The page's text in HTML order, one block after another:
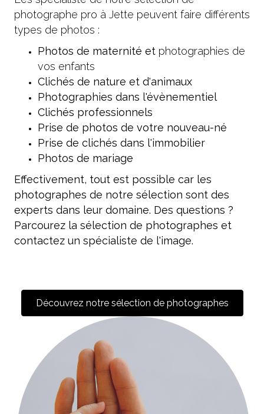
photographe pro à Jette peuvent faire différents
types de photos :
Photos de maternité et photographies de
vos enfants
Clichés de nature et d'animaux
Photographies dans l'évènementiel
Clichés professionnels
Prise de photos de votre nouveau-né
Prise de clichés dans l'immobilier
Photos de mariage
Effectivement, tout est possible car les
photographes de notre sélection sont des
experts dans leur domaine. Des questions ?
Parcourez la sélection de photographes et
contactez un spécialiste de l'image.
Découvrez notre sélection de photographes